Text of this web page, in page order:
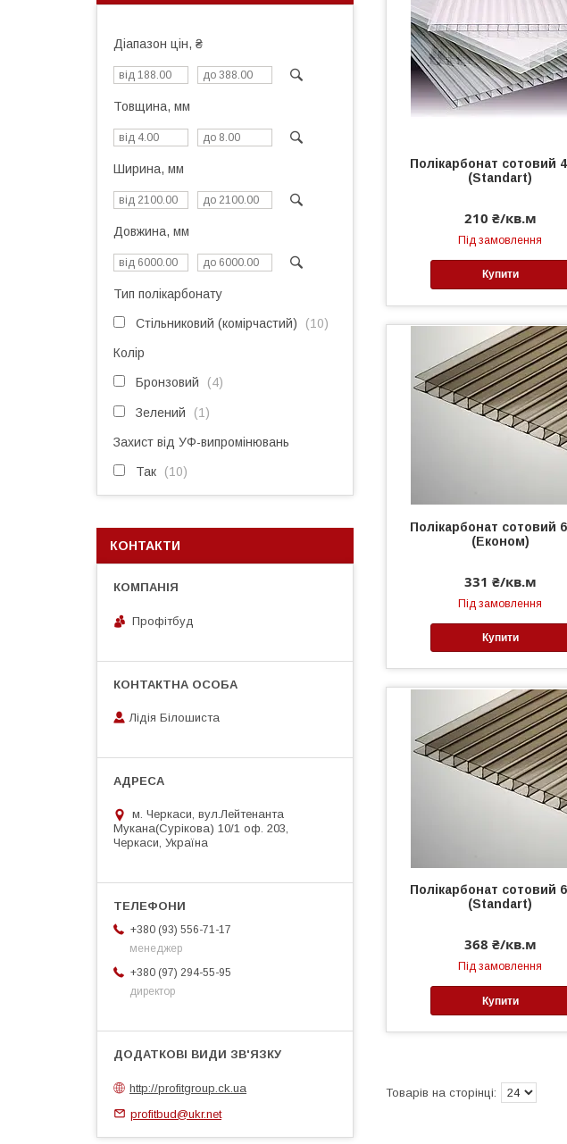
Полікарбонат сотовий
(Standart)
210 ₴/кв.м
Під замовлення
Купити
Полікарбонат сотовий
(Економ)
331 ₴/кв.м
Під замовлення
Купити
Полікарбонат сотовий
(Standart)
368 ₴/кв.м
Під замовлення
Купити
Діапазон цін, ₴
Товщина, мм
Ширина, мм
Довжина, мм
Тип полікарбонату
Стільниковий (комірчастий) 10
Колір
Бронзовий 4
Зелений 1
Захист від УФ-випромінювань
Так 10
КОНТАКТИ
Профітбуд
Лідія Білошиста
м. Черкаси, вул.Лейтенанта
Мукана(Сурікова) 10/1 оф. 203,
Черкаси, Україна
+380 (93) 556-71-17
менеджер
+380 (97) 294-55-95
директор
http://profitgroup.ck.ua
profitbud@ukr.net